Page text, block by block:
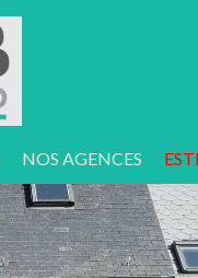
NOS AGENCES